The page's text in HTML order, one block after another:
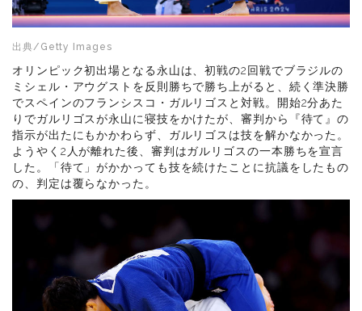
出典/Getty Images
オリンピック初出場となる永山は、初戦の2回戦でブラジルの
ミシェル・アウグストを反則勝ちで勝ち上がると、続く準決勝
でスペインのフランシスコ・ガルリゴスと対戦。開始2分あた
りでガルリゴスが永山に寝技をかけたが、審判から『待て』の
指示が出たにもかかわらず、ガルリゴスは技を解かなかった。
ようやく2人が離れた後、審判はガルリゴスの一本勝ちを宣言
した。「待て」がかかっても技を続けたことに抗議をしたもの
の、判定は覆らなかった。